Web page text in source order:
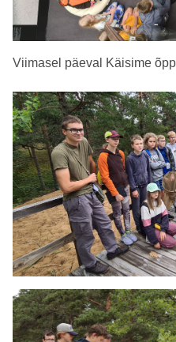
Viimasel päeval Käisime